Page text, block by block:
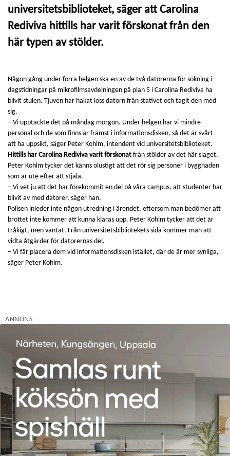
universitetsbiblioteket, säger att Carolina
Rediviva hittills har varit förskonat från den
här typen av stölder.
Någon gång under förra helgen ska en av de två datorerna för sökning i
dagstidningar på mikrofilmsavdelningen på plan 5 i Carolina Rediviva ha
blivit stulen. Tjuven har hakat loss datorn från stativet och tagit den med
sig.
– Vi upptäckte det på måndag morgon. Under helgen har vi mindre
personal och de som finns är främst i informationsdisken, så det är svårt
att ha uppsikt, säger Peter Kohlm, intendent vid universitetsbiblioteket.
Hittills har Carolina Rediviva varit förskonatfrån stölder av det här slaget.
Peter Kohlm tycker det känns olustigt att det rör sig personer i byggnaden
som är ute efter att stjäla.
– Vi vet ju att det har förekommit en del på våra campus, att studenter har
blivit av med datorer, säger han.
Polisen inleder inte någon utredning i ärendet, eftersom man bedömer att
brottet inte kommer att kunna klaras upp. Peter Kohlm tycker att det är
tråkigt, men väntat. Från universitetsbibliotekets sida kommer man att
vidta åtgärder för datorernas del.
– Vi får placera dem vid informationsdisken istället, där de är mer synliga,
säger Peter Kohlm.
ANNONS